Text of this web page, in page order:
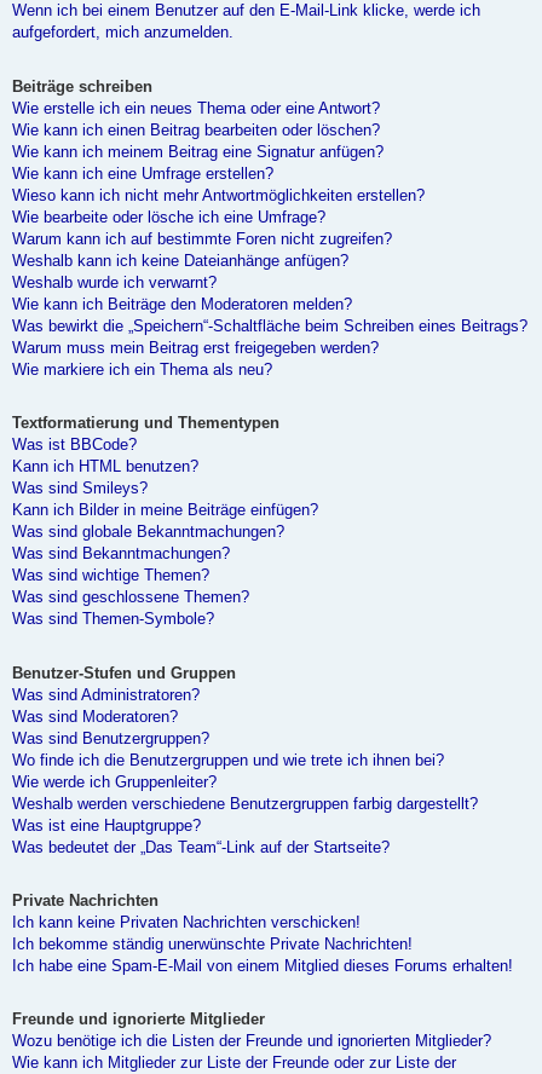
Wenn ich bei einem Benutzer auf den E-Mail-Link klicke, werde ich
aufgefordert, mich anzumelden.
Beiträge schreiben
Wie erstelle ich ein neues Thema oder eine Antwort?
Wie kann ich einen Beitrag bearbeiten oder löschen?
Wie kann ich meinem Beitrag eine Signatur anfügen?
Wie kann ich eine Umfrage erstellen?
Wieso kann ich nicht mehr Antwortmöglichkeiten erstellen?
Wie bearbeite oder lösche ich eine Umfrage?
Warum kann ich auf bestimmte Foren nicht zugreifen?
Weshalb kann ich keine Dateianhänge anfügen?
Weshalb wurde ich verwarnt?
Wie kann ich Beiträge den Moderatoren melden?
Was bewirkt die „Speichern“-Schaltfläche beim Schreiben eines Beitrags?
Warum muss mein Beitrag erst freigegeben werden?
Wie markiere ich ein Thema als neu?
Textformatierung und Thementypen
Was ist BBCode?
Kann ich HTML benutzen?
Was sind Smileys?
Kann ich Bilder in meine Beiträge einfügen?
Was sind globale Bekanntmachungen?
Was sind Bekanntmachungen?
Was sind wichtige Themen?
Was sind geschlossene Themen?
Was sind Themen-Symbole?
Benutzer-Stufen und Gruppen
Was sind Administratoren?
Was sind Moderatoren?
Was sind Benutzergruppen?
Wo finde ich die Benutzergruppen und wie trete ich ihnen bei?
Wie werde ich Gruppenleiter?
Weshalb werden verschiedene Benutzergruppen farbig dargestellt?
Was ist eine Hauptgruppe?
Was bedeutet der „Das Team“-Link auf der Startseite?
Private Nachrichten
Ich kann keine Privaten Nachrichten verschicken!
Ich bekomme ständig unerwünschte Private Nachrichten!
Ich habe eine Spam-E-Mail von einem Mitglied dieses Forums erhalten!
Freunde und ignorierte Mitglieder
Wozu benötige ich die Listen der Freunde und ignorierten Mitglieder?
Wie kann ich Mitglieder zur Liste der Freunde oder zur Liste der